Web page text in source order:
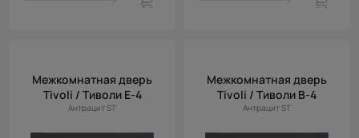
Межкомнатная дверь
Tivoli / Тиволи Е-4
Антрацит ST
Межкомнатная дверь
Tivoli / Тиволи В-4
Антрацит ST